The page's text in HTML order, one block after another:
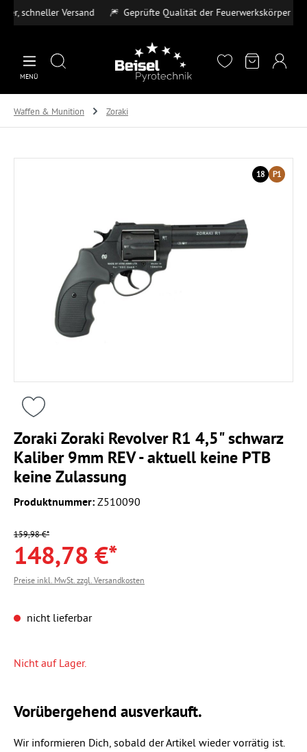
Zum Hauptinhalt springen
schneller Versand Geprüfte Qualität der Feuerwerkskörper
MENÜ
Waffen & Munition Zoraki
18 P1
Zoraki Zoraki Revolver R1 4,5" schwarz
Kaliber 9mm REV - aktuell keine PTB
keine Zulassung
Produktnummer: Z510090
159,98 €*
148,78 €*
Preise inkl. MwSt. zzgl. Versandkosten
nicht lieferbar
Nicht auf Lager.
Vorübergehend ausverkauft.
Wir informieren Dich, sobald der Artikel wieder vorrätig ist.